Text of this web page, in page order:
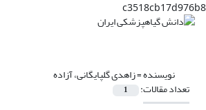
c3518cb17d976b8
نویسنده =زاهدی گلپایگانی، آزاده
تعداد مقالات: 1